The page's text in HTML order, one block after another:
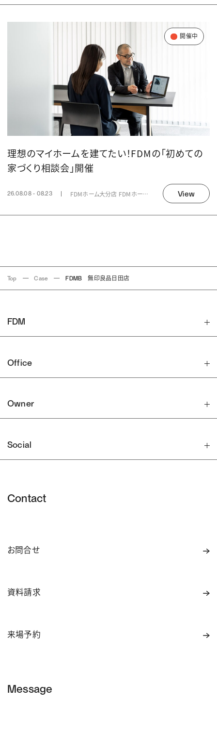
開催中
理想のマイホームを建てたい！FDMの「初めての
家づくり相談会」開催
26.08.08 - 08.23 FDMホーム大分店 FDMホーム 中津店 View
Top Case FDMB 無印良品日田店
FDM
Office
Owner
Social
Contact
お問合せ
資料請求
来場予約
Message